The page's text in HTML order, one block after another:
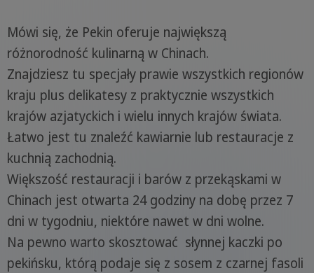
Mówi się, że Pekin oferuje największą
różnorodność kulinarną w Chinach.
Znajdziesz tu specjały prawie wszystkich regionów
kraju plus delikatesy z praktycznie wszystkich
krajów azjatyckich i wielu innych krajów świata.
Łatwo jest tu znaleźć kawiarnie lub restauracje z
kuchnią zachodnią.
Większość restauracji i barów z przekąskami w
Chinach jest otwarta 24 godziny na dobę przez 7
dni w tygodniu, niektóre nawet w dni wolne.
Na pewno warto skosztować słynnej kaczki po
pekińsku, którą podaje się z sosem z czarnej fasoli